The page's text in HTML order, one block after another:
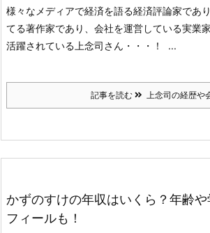
様々なメディアで経済を語る経済評論家であり
てる著作家であり、 会社を運営している実業
活躍されている上念司さん・・・！
...
記事を読む 上念司の経歴や
かずのすけの年収はいくら？年齢
フィールも！